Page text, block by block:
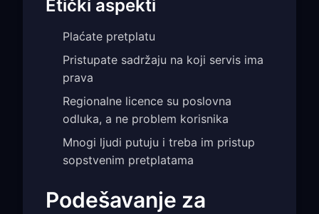
Etički aspekti
Plaćate pretplatu
Pristupate sadržaju na koji servis ima
prava
Regionalne licence su poslovna
odluka, a ne problem korisnika
Mnogi ljudi putuju i treba im pristup
sopstvenim pretplatama
Podešavanje za